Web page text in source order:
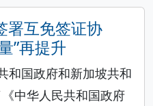
署互免签证协
”再提升
和国政府和新加坡共和
中华人民共和国政府